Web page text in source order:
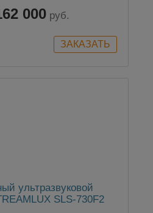
000 руб.
ультразвуковой
SLS-730F2